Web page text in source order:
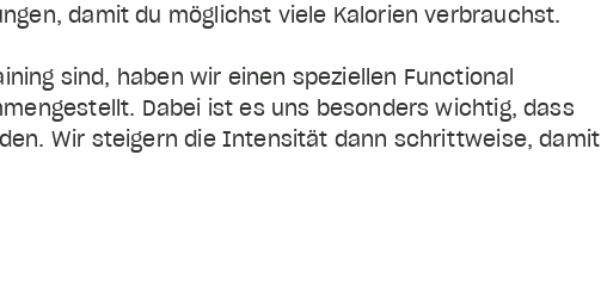
damit du möglichst viele Kalorien verbrauchst.
sind, haben wir einen speziellen Functional
Dabei ist es uns besonders wichtig, dass
Wir steigern die Intensität dann schrittweise, damit